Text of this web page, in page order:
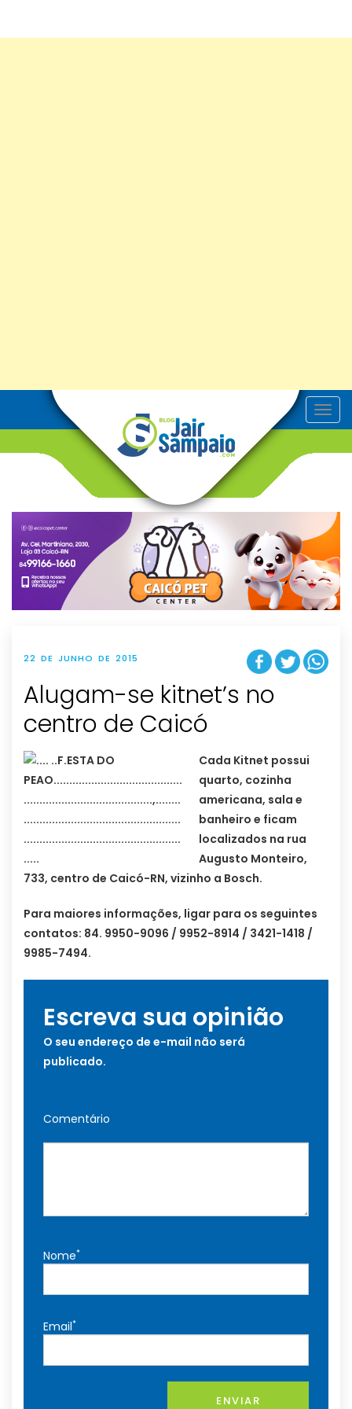
T
o
v
g
t
i
o
n
22 DE JUNHO DE 2015
Alugam-se kitnet’s no
centro de Caicó
Cada Kitnet possui
quarto, cozinha
americana, sala e
banheiro e ficam
localizados na rua
Augusto Monteiro,
733, centro de Caicó-RN, vizinho a Bosch.
Para maiores informações, ligar para os seguintes
contatos: 84. 9950-9096 / 9952-8914 / 3421-1418 /
9985-7494.
Escreva sua opinião
O seu endereço de e-mail não será
publicado.
Comentário
Nome*
Email*
ENVIAR